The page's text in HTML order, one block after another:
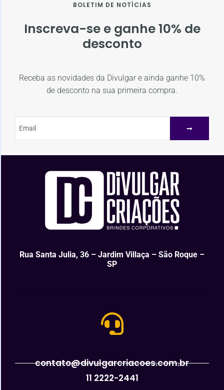
BOLETIM DE NOTÍCIAS
Inscreva-se e ganhe 10% de
desconto
Receba as novidades da Divulgar e ainda ganhe 10%
de desconto na sua primeira compra.
Rua Santa Julia, 36 – Jardim Villaça – São Roque –
SP
contato@divulgarcriacoes.com.br
11 2222-2441